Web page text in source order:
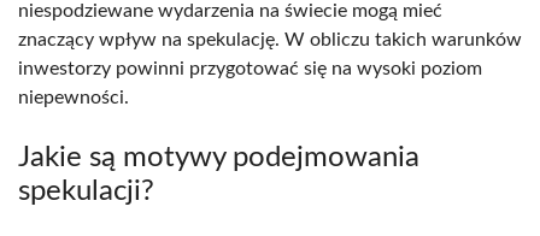
niespodziewane wydarzenia na świecie mogą mieć
znaczący wpływ na spekulację. W obliczu takich warunków
inwestorzy powinni przygotować się na wysoki poziom
niepewności.
Jakie są motywy podejmowania
spekulacji?